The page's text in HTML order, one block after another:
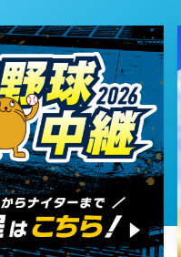
日 放送
：札幌市北区にオー
ハヤシ屋】
日 放送
：サッポロファクト
の銀魂展】